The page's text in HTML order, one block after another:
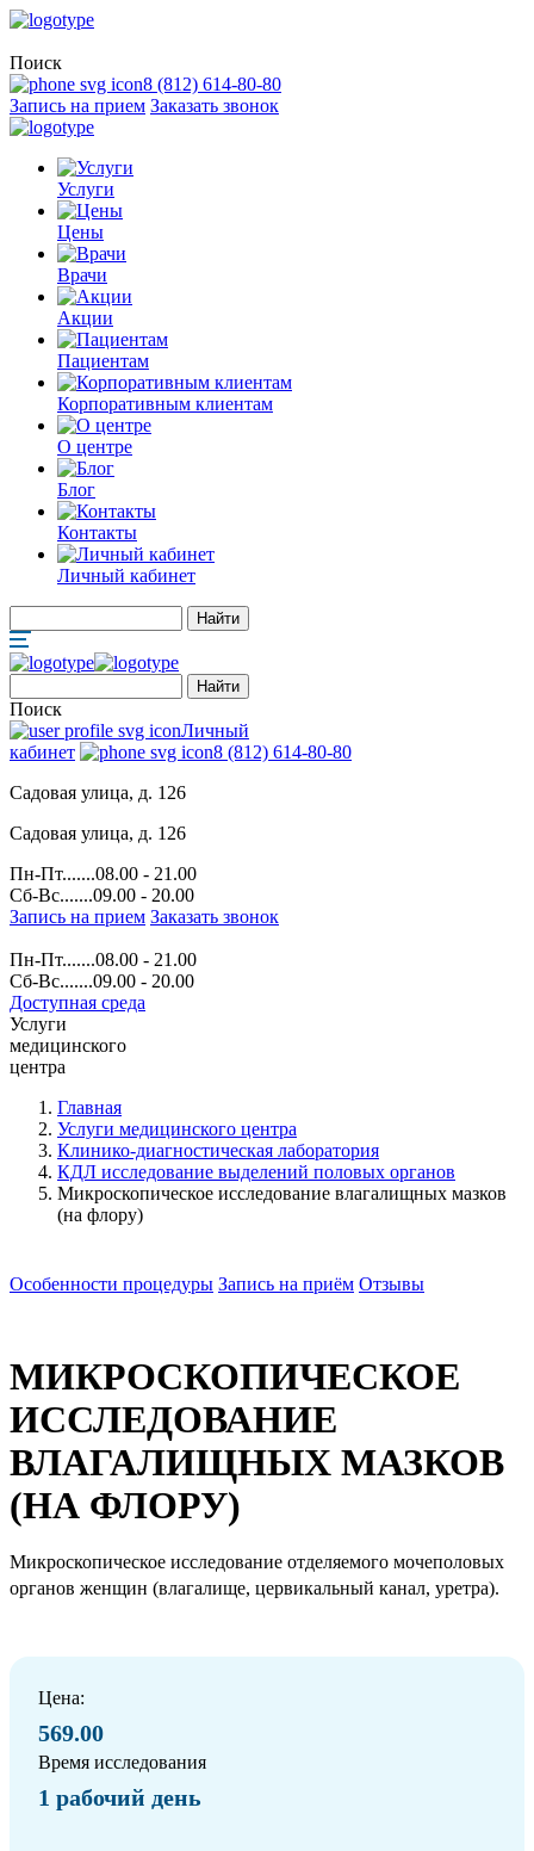
Поиск
8 (812) 614-80-80
Запись на прием Заказать звонок
Услуги
Цены
Врачи
Акции
Пациентам
Корпоративным клиентам
О центре
Блог
Контакты
Личный кабинет
Поиск
Личный
кабинет
8 (812) 614-80-80
Садовая улица, д. 126
Садовая улица, д. 126
Пн-Пт.......08.00 - 21.00
Сб-Вс.......09.00 - 20.00
Запись на прием Заказать звонок
Пн-Пт.......08.00 - 21.00
Сб-Вс.......09.00 - 20.00
Доступная среда
Услуги
медицинского
центра
Главная
Услуги медицинского центра
Клинико-диагностическая лаборатория
КДЛ исследование выделений половых органов
Микроскопическое исследование влагалищных мазков
(на флору)
МИКРОСКОПИЧЕСКОЕ
ИССЛЕДОВАНИЕ
ВЛАГАЛИЩНЫХ МАЗКОВ
(НА ФЛОРУ)
Особенности процедуры Запись на приём Отзывы
Микроскопическое исследование отделяемого мочеполовых
органов женщин (влагалище, цервикальный канал, уретра).
Цена:
569.00
Время исследования
1 рабочий день